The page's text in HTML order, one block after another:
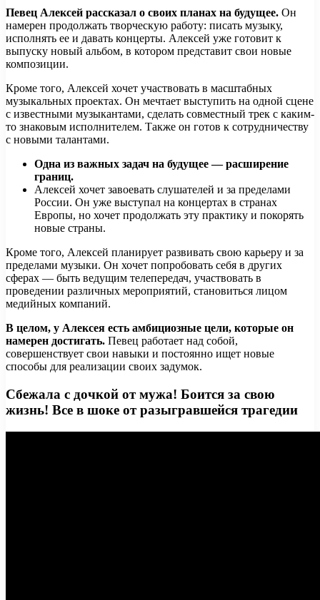
Певец Алексей рассказал о своих планах на будущее. Он
намерен продолжать творческую работу: писать музыку,
исполнять ее и давать концерты. Алексей уже готовит к
выпуску новый альбом, в котором представит свои новые
композиции.
Кроме того, Алексей хочет участвовать в масштабных
музыкальных проектах. Он мечтает выступить на одной сцене
с известными музыкантами, сделать совместный трек с каким-
то знаковым исполнителем. Также он готов к сотрудничеству
с новыми талантами.
Одна из важных задач на будущее — расширение
границ.
Алексей хочет завоевать слушателей и за пределами
России. Он уже выступал на концертах в странах
Европы, но хочет продолжать эту практику и покорять
новые страны.
Кроме того, Алексей планирует развивать свою карьеру и за
пределами музыки. Он хочет попробовать себя в других
сферах — быть ведущим телепередач, участвовать в
проведении различных мероприятий, становиться лицом
медийных компаний.
В целом, у Алексея есть амбициозные цели, которые он
намерен достигать. Певец работает над собой,
совершенствует свои навыки и постоянно ищет новые
способы для реализации своих задумок.
Сбежала с дочкой от мужа! Боится за свою
жизнь! Все в шоке от разыгравшейся трагедии